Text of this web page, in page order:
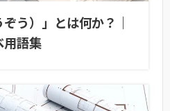
う）」とは何か？｜
用語集